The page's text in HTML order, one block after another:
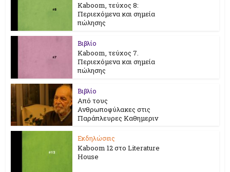
Kaboom, τεύχος 8:
Περιεχόμενα και σημεία
πώλησης
Βιβλίο
Kaboom, τεύχος 7.
Περιεχόμενα και σημεία
πώλησης
Βιβλίο
Από τους
Ανθρωποφύλακες στις
Παράπλευρες Καθημεριν
Εκδηλώσεις
Kaboom 12 στο Literature
House